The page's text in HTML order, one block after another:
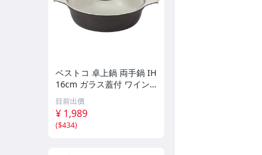
ベストコ 卓上鍋 両手鍋 IH
16cm ガラス蓋付 ワイン
レッド セラミック NQ-00
51 ビストロ カローレ
目前出價
¥ 1,989
($434)